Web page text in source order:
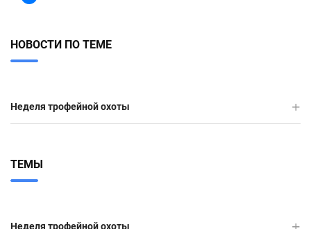
НОВОСТИ ПО ТЕМЕ
Неделя трофейной охоты
ТЕМЫ
Неделя трофейной охоты